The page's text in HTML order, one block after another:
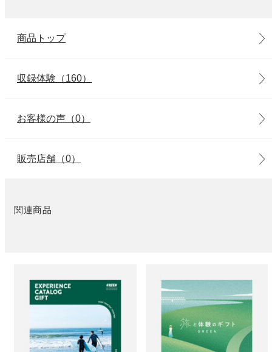
商品トップ
収録体験（160）
お客様の声（0）
販売店舗（0）
関連商品